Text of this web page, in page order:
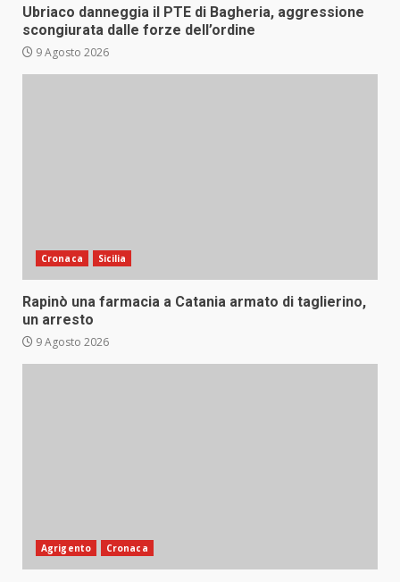
Ubriaco danneggia il PTE di Bagheria, aggressione
scongiurata dalle forze dell’ordine
9 Agosto 2026
Cronaca Sicilia
Rapinò una farmacia a Catania armato di taglierino,
un arresto
9 Agosto 2026
Agrigento Cronaca